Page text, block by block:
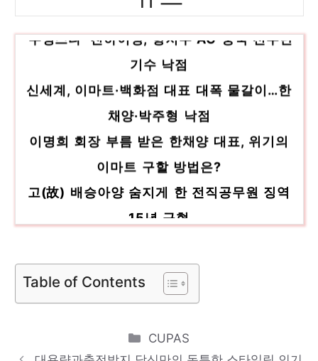
제품 2023
맹견퇴치기 지금이 아니면 못 사요! 인기 상품
‘수영스타’ 친하이양, 항저우 AG 중국 선수단
기수 낙점
신세계, 이마트·백화점 대표 대폭 물갈이…한
채양·박주형 낙점
이명희 회장 부름 받은 한채양 대표, 위기의
이마트 구할 방법은?
고(故) 배승아양 숨지게 한 전직공무원 징역
15년 구형
100개는 한 끼면 끝나는 양”(편스…
‘위기의 신세계’ 직접 결단 내린 이명희…어깨
신세계그룹, 대표이사 40% 물갈이…’재무통’
Table of Contents
Categories
CUPAS